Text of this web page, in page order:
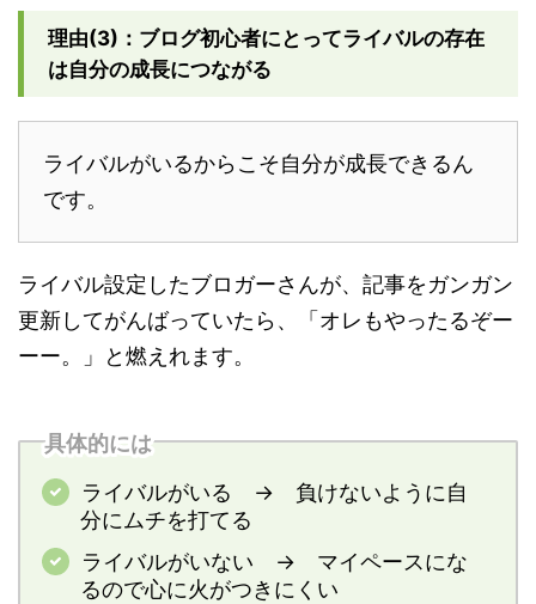
理由(3)：ブログ初心者にとってライバルの存在
は自分の成長につながる
ライバルがいるからこそ自分が成長できるん
です。
ライバル設定したブロガーさんが、記事をガンガン
更新してがんばっていたら、「オレもやったるぞー
ーー。」と燃えれます。
具体的には
ライバルがいる → 負けないように自
分にムチを打てる
ライバルがいない → マイペースにな
るので心に火がつきにくい